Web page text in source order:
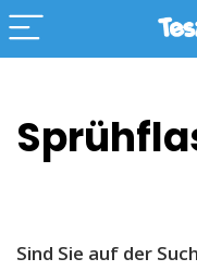
Sind Sie auf der